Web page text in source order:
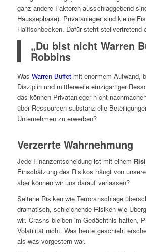
ganz andere Faktoren ausschlaggebend
Haussephase). Privatanleger sind kleine
Haifischbecken. Dafür steht stellvertretend
„Du bist nicht Warren
Robbins
Was Warren Buffetmit enormem Aufwand,
Disziplin und mittlerweile einzigartiger
das können Privatanleger nicht
über Ressourcen substanzielle
Unternehmen zu erwerben?
Verzerrte Wahrnehmung
Jede Finanzentscheidung ist mit einem
Einschätzung des Risikos hängt von
aber können wir uns darauf verlassen?
Seltene Risiken wie Terroranschläge
dramatisch, schleichende Risiken wie
wir. Crashs bleiben im Gedächtnis haften,
Volatilität nicht. Was heute geschieht
als was vorgestern war.